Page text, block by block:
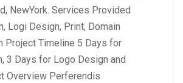
NewYork. Services Provided
Logi Design, Print, Domain
Project Timeline 5 Days for
3 Days for Logo Design and
Overview Perferendis